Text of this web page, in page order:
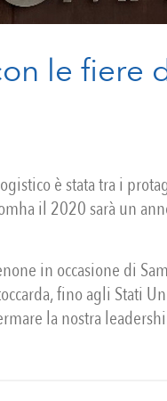
le fiere
è stata tra i
il 2020 sarà un
in occasione di
fino agli Stati
la nostra